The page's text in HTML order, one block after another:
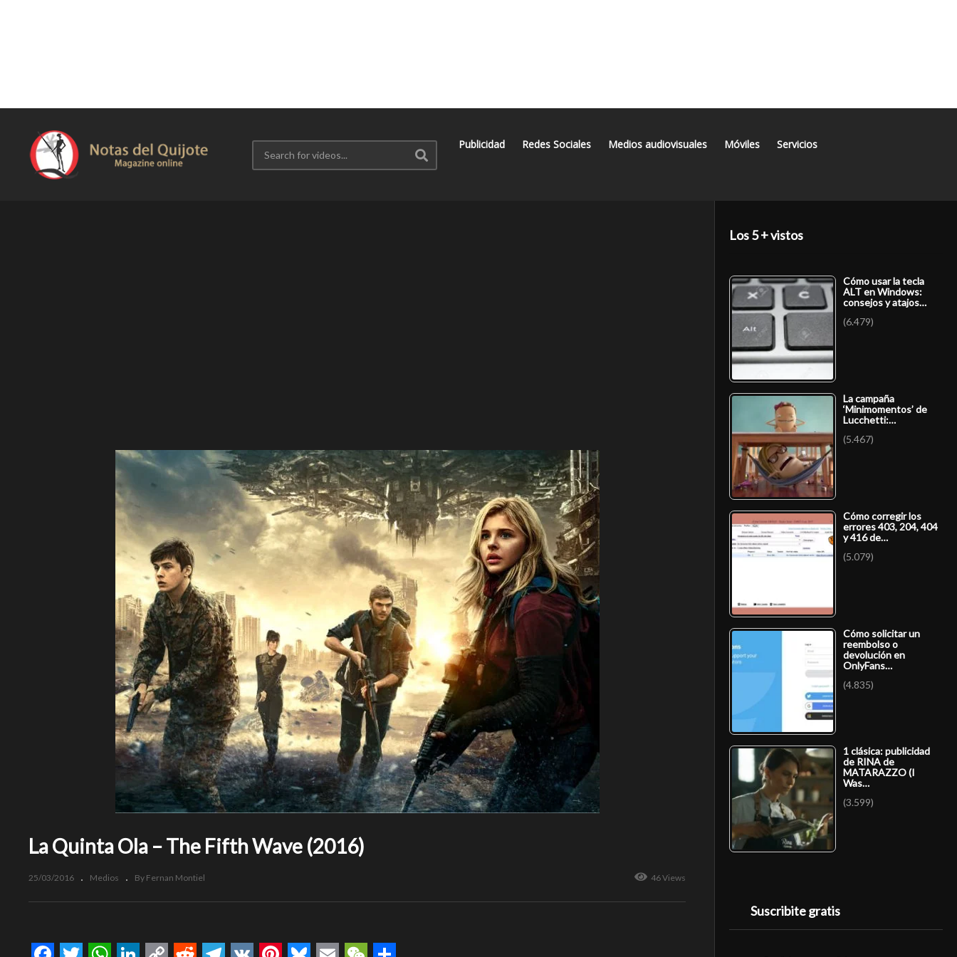
Publicidad Redes Sociales Medios audiovisuales Móviles Servicios
La Quinta Ola – The Fifth Wave (2016)
25/03/2016 Medios By Fernan Montiel 46 Views
Los 5 + vistos
Cómo usar la tecla
ALT en Windows:
consejos y atajos…
(6.479)
La campaña
‘Minimomentos’ de
Lucchetti:…
(5.467)
Cómo corregir los
errores 403, 204, 404
y 416 de…
(5.079)
Cómo solicitar un
reembolso o
devolución en
OnlyFans…
(4.835)
1 clásica: publicidad
de RINA de
MATARAZZO (I
Was…
(3.599)
Suscribite gratis